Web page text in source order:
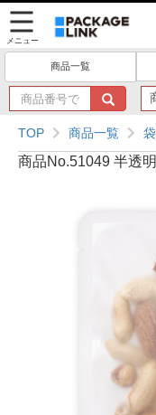
メニュー
商品一覧
商
品
番
号
で
TOP 商品一覧
商品No.51049 半透